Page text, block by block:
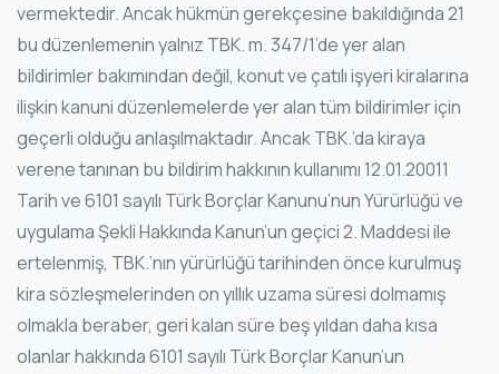
vermektedir. Ancak hükmün gerekçesine bakıldığında 21
bu düzenlemenin yalnız TBK. m. 347/1’de yer alan
bildirimler bakımından değil, konut ve çatılı işyeri kiralarına
ilişkin kanuni düzenlemelerde yer alan tüm bildirimler için
geçerli olduğu anlaşılmaktadır. Ancak TBK.’da kiraya
verene tanınan bu bildirim hakkının kullanımı 12.01.20011
Tarih ve 6101 sayılı Türk Borçlar Kanunu’nun Yürürlüğü ve
uygulama Şekli Hakkında Kanun’un geçici 2. Maddesi ile
ertelenmiş, TBK.’nın yürürlüğü tarihinden önce kurulmuş
kira sözleşmelerinden on yıllık uzama süresi dolmamış
olmakla beraber, geri kalan süre beş yıldan daha kısa
olanlar hakkında 6101 sayılı Türk Borçlar Kanun’un